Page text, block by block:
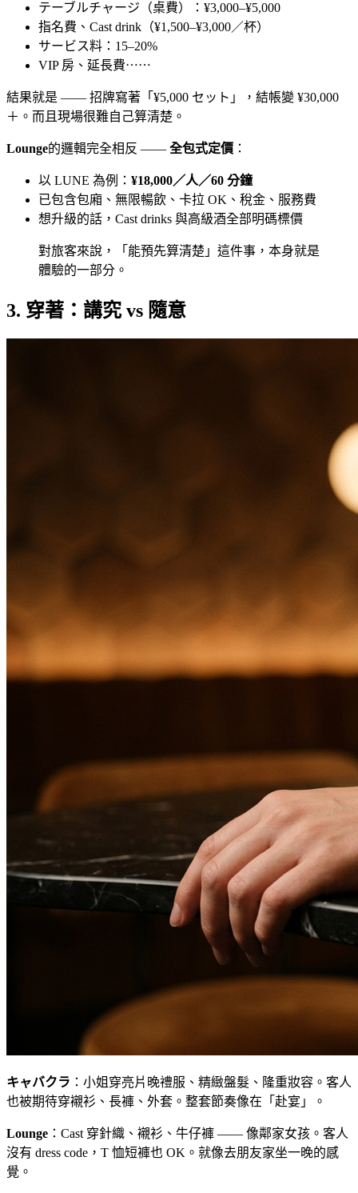
テーブルチャージ（桌費）：¥3,000–¥5,000
指名費、Cast drink（¥1,500–¥3,000／杯）
サービス料：15–20%
VIP 房、延長費⋯⋯
結果就是 —— 招牌寫著「¥5,000 セット」，結帳變 ¥30,000
＋。而且現場很難自己算清楚。
Lounge的邏輯完全相反 —— 全包式定價 ：
以 LUNE 為例： ¥18,000／人／60 分鐘
已包含包廂、無限暢飲、卡拉 OK、稅金、服務費
想升級的話，Cast drinks 與高級酒全部明碼標價
對旅客來說，「能預先算清楚」這件事，本身就是
體驗的一部分。
3. 穿著：講究 vs 隨意
キャバクラ ：小姐穿亮片晚禮服、精緻盤髮、隆重妝容。客人
也被期待穿襯衫、長褲、外套。整套節奏像在「赴宴」。
Lounge ：Cast 穿針織、襯衫、牛仔褲 —— 像鄰家女孩。客人
沒有 dress code，T 恤短褲也 OK。就像去朋友家坐一晚的感
覺。